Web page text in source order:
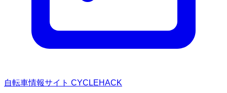
自転車情報サイト CYCLEHACK